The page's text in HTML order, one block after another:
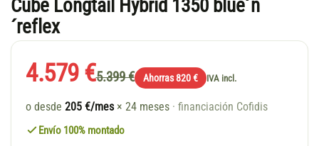
Cube Longtail Hybrid 1350 blue´n
´reflex
4.579 €5.399 € Ahorras 820 € IVA incl.
o desde 205 €/mes × 24 meses · financiación Cofidis
Envío 100% montado